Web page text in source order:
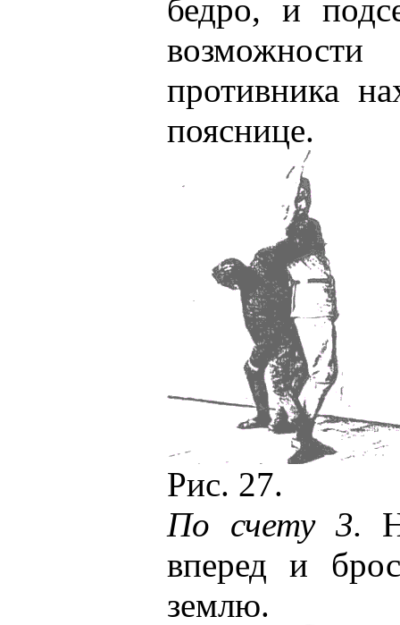
бедро, и
противника
пояснице.
Рис. 27.
По счету 3.
вперед и
землю.